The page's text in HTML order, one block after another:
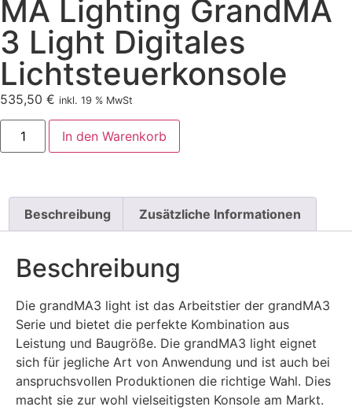
MA Lighting GrandMA
3 Light Digitales
Lichtsteuerkonsole
535,50 € inkl. 19 % MwSt
In den Warenkorb
Beschreibung Zusätzliche Informationen
Beschreibung
Die grandMA3 light ist das Arbeitstier der grandMA3
Serie und bietet die perfekte Kombination aus
Leistung und Baugröße. Die grandMA3 light eignet
sich für jegliche Art von Anwendung und ist auch bei
anspruchsvollen Produktionen die richtige Wahl. Dies
macht sie zur wohl vielseitigsten Konsole am Markt.